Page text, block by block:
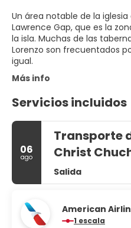
Un área notable de la
Lawrence Gap, que es la
la isla. Muchas de las
Lorenzo son frecuentados
igual.
Más info
Servicios incluidos
06
ago
Transporte
Christ
Salida
American
1 escala